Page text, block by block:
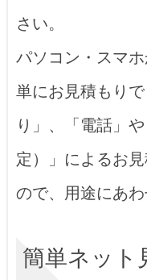
さい。
パソコン・スマ
単にお見積もり
り」、「電話」
定）」によるお
ので、用途にあわ
簡単ネット